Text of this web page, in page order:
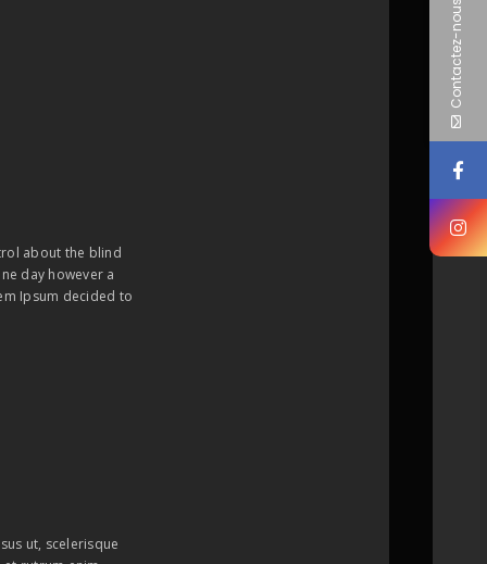
about the blind
day however a
Ipsum decided to
ut, scelerisque
Contactez-nous